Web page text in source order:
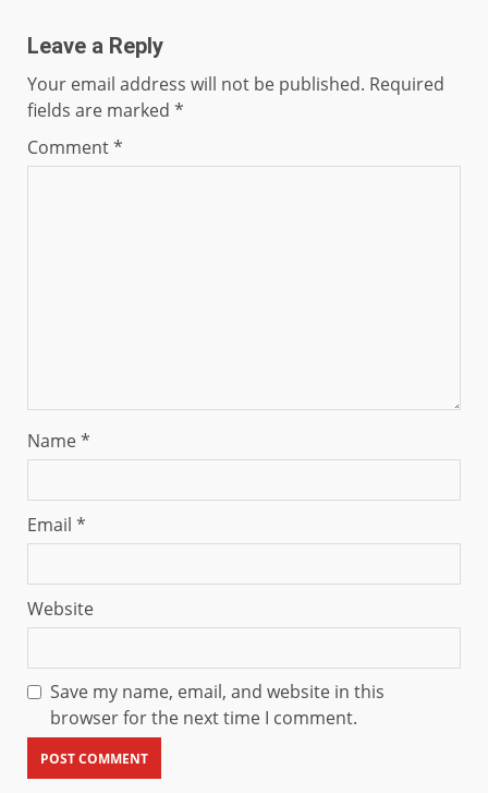
Leave a Reply
Your email address will not be published. Required
fields are marked *
Comment*
Name*
Email *
Website
Save my name, email, and website in this
browser for the next time I comment.